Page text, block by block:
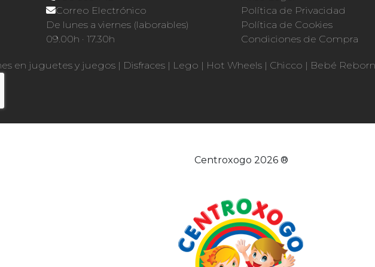
Correo Electrónico
De lunes a viernes (laborables)
09.00h · 17.30h
Política de Privacidad
Política de Cookies
Condiciones de Compra
en juguetes y juegos | Disfraces | Lego | Hot Wheels | Chicco | Bebé Reborn
Centroxogo 2026 ®